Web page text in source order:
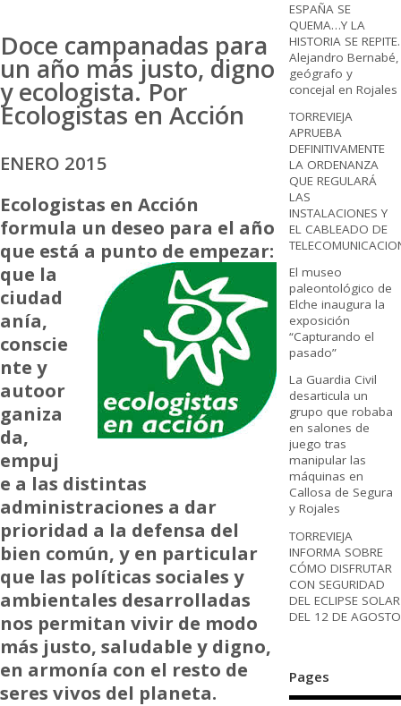
Doce campanadas para
un año más justo, digno
y ecologista. Por
Ecologistas en Acción
ENERO 2015
Ecologistas en Acción
formula un deseo para el año
que está a punto de empezar:
que la
ciudad
anía,
conscie
nte y
autoor
ganiza
da,
empuj
e a las distintas
administraciones a dar
prioridad a la defensa del
bien común, y en particular
que las políticas sociales y
ambientales desarrolladas
nos permitan vivir de modo
más justo, saludable y digno,
en armonía con el resto de
seres vivos del planeta.
ESPAÑA SE
QUEMA…Y LA
HISTORIA SE REPITE.
Alejandro Bernabé,
geógrafo y
concejal en Rojales
TORREVIEJA
APRUEBA
DEFINITIVAMENTE
LA ORDENANZA
QUE REGULARÁ
LAS
INSTALACIONES Y
EL CABLEADO DE
El museo
paleontológico de
Elche inaugura la
exposición
“Capturando el
pasado”
La Guardia Civil
desarticula un
grupo que robaba
en salones de
juego tras
manipular las
máquinas en
Callosa de Segura
y Rojales
TORREVIEJA
INFORMA SOBRE
CÓMO DISFRUTAR
CON SEGURIDAD
DEL ECLIPSE SOLAR
DEL 12 DE AGOSTO
Pages